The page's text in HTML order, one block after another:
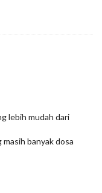
lebih mudah dari
banyak dosa